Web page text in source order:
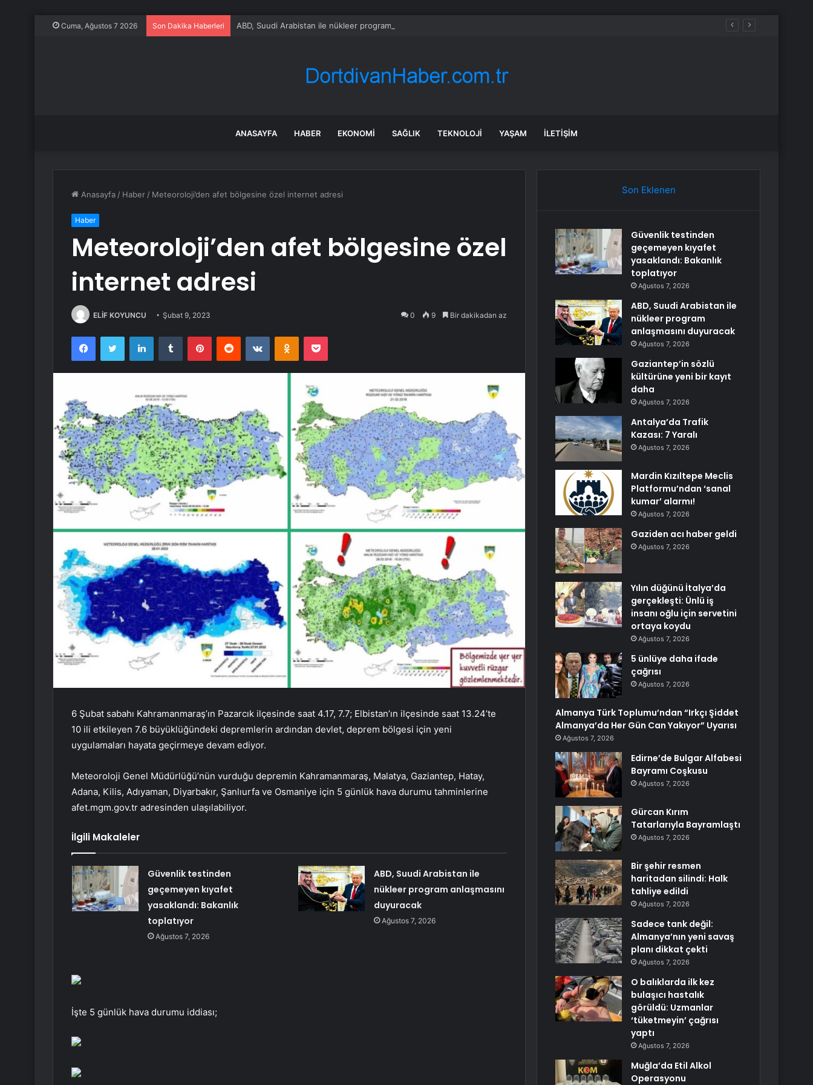
Cuma, Ağustos 7 2026 Son Dakika Haberleri ABD, Suudi Arabistan ile nükleer program anlaşmasını duyuracak
ANASAYFA HABER EKONOMI SAĞLIK TEKNOLOJI YAŞAM İLETIŞIM
Anasayfa / Haber / Meteoroloji’den afet bölgesine özel internet adresi
Haber
Meteoroloji’den afet bölgesine özel
internet adresi
ELİF KOYUNCU Şubat 9, 2023 0 9 Bir dakikadan az
FacebookTwitter LinkedInTumblr PinterestReddit VKontakteOdnoklassniki
Pocket
6 Şubat sabahı Kahramanmaraş’ın Pazarcık ilçesinde saat 4.17, 7.7; Elbistan’ın ilçesinde saat 13.24’te
10 ili etkileyen 7.6 büyüklüğündeki depremlerin ardından devlet, deprem bölgesi için yeni
uygulamaları hayata geçirmeye devam ediyor.
Meteoroloji Genel Müdürlüğü’nün vurduğu depremin Kahramanmaraş, Malatya, Gaziantep, Hatay,
Adana, Kilis, Adıyaman, Diyarbakır, Şanlıurfa ve Osmaniye için 5 günlük hava durumu tahminlerine
afet.mgm.gov.tr ​​adresinden ulaşılabiliyor.
İlgili Makaleler
Güvenlik testinden
geçemeyen kıyafet
yasaklandı: Bakanlık
toplatıyor
Ağustos 7, 2026
ABD, Suudi Arabistan ile
nükleer program anlaşmasını
duyuracak
Ağustos 7, 2026
İşte 5 günlük hava durumu iddiası;
Son Eklenen
Güvenlik testinden
geçemeyen kıyafet
yasaklandı: Bakanlık
toplatıyor
Ağustos 7, 2026
ABD, Suudi Arabistan ile
nükleer program
anlaşmasını duyuracak
Ağustos 7, 2026
Gaziantep’in sözlü
kültürüne yeni bir kayıt
daha
Ağustos 7, 2026
Antalya’da Trafik
Kazası: 7 Yaralı
Ağustos 7, 2026
Mardin Kızıltepe Meclis
Platformu’ndan ‘sanal
kumar’ alarmı!
Ağustos 7, 2026
Gaziden acı haber geldi
Ağustos 7, 2026
Yılın düğünü İtalya’da
gerçekleşti: Ünlü iş
insanı oğlu için servetini
ortaya koydu
Ağustos 7, 2026
5 ünlüye daha ifade
çağrısı
Ağustos 7, 2026
Almanya Türk Toplumu’ndan “Irkçı Şiddet
Almanya’da Her Gün Can Yakıyor” Uyarısı
Ağustos 7, 2026
Edirne’de Bulgar Alfabesi
Bayramı Coşkusu
Ağustos 7, 2026
Gürcan Kırım
Tatarlarıyla Bayramlaştı
Ağustos 7, 2026
Bir şehir resmen
haritadan silindi: Halk
tahliye edildi
Ağustos 7, 2026
Sadece tank değil:
Almanya’nın yeni savaş
planı dikkat çekti
Ağustos 7, 2026
O balıklarda ilk kez
bulaşıcı hastalık
görüldü: Uzmanlar
‘tüketmeyin’ çağrısı
yaptı
Ağustos 7, 2026
Muğla’da Etil Alkol
Operasyonu